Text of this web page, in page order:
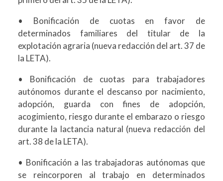
• Bonificación de cuotas en favor de
determinados familiares del titular de la
explotación agraria (nueva redacción del art. 37 de
la LETA).
• Bonificación de cuotas para trabajadores
autónomos durante el descanso por nacimiento,
adopción, guarda con fines de adopción,
acogimiento, riesgo durante el embarazo o riesgo
durante la lactancia natural (nueva redacción del
art. 38 de la LETA).
• Bonificación a las trabajadoras autónomas que
se reincorporen al trabajo en determinados